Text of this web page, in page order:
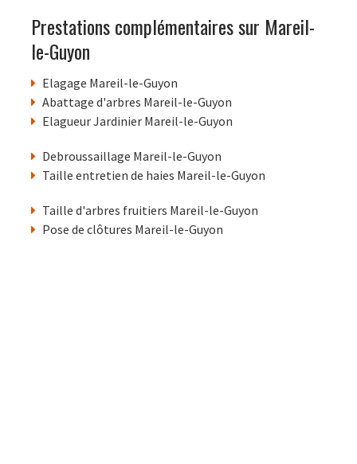
Prestations complémentaires sur Mareil-
le-Guyon
Elagage Mareil-le-Guyon
Abattage d'arbres Mareil-le-Guyon
Elagueur Jardinier Mareil-le-Guyon
Debroussaillage Mareil-le-Guyon
Taille entretien de haies Mareil-le-Guyon
Taille d'arbres fruitiers Mareil-le-Guyon
Pose de clôtures Mareil-le-Guyon